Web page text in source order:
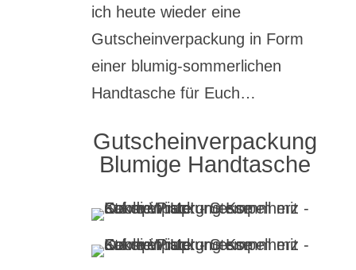
ich heute wieder eine
Gutscheinverpackung in Form
einer blumig-sommerlichen
Handtasche für Euch…
Gutscheinverpackung
Blumige Handtasche